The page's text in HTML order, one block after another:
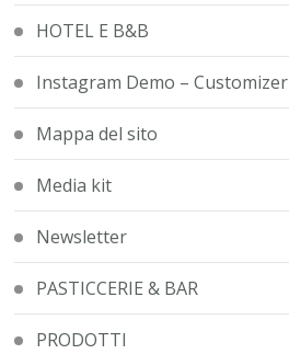
HOTEL E B&B
Instagram Demo – Customizer
Mappa del sito
Media kit
Newsletter
PASTICCERIE & BAR
PRODOTTI